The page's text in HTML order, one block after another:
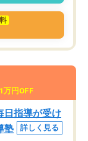
万円OFF
日指導が受け
塾
詳しく見る